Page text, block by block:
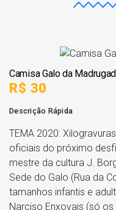
Camisa Galo da
R$ 30
Descrição Rápida
TEMA 2020:
oficiais do próximo
mestre da cultura J.
Sede do Galo (Rua da
tamanhos infantis e
Narciso Enxovais (só